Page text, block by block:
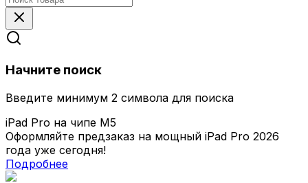
Начните поиск
Введите минимум 2 символа для поиска
iPad Pro на чипе M5
Оформляйте предзаказ на мощный iPad Pro 2026
года уже сегодня!
Подробнее